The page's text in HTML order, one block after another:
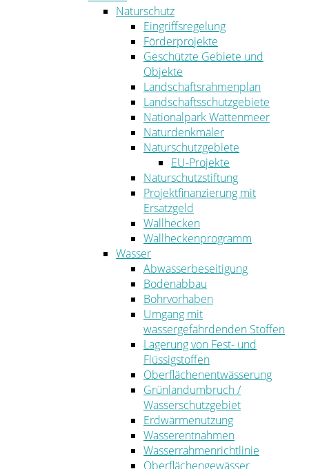
Naturschutz
Eingriffsregelung
Förderprojekte
Geschützte Gebiete und
Objekte
Landschaftsrahmenplan
Landschaftsschutzgebiete
Nationalpark Wattenmeer
Naturdenkmäler
Naturschutzgebiete
EU-Projekte
Naturschutzstiftung
Projektfinanzierung mit
Ersatzgeld
Wallhecken
Wallheckenprogramm
Wasser
Abwasserbeseitigung
Bodenabbau
Bohrvorhaben
Umgang mit
wassergefährdenden Stoffen
Lagerung von Fest- und
Flüssigstoffen
Oberflächenentwässerung
Grünlandumbruch /
Wasserschutzgebiet
Erdwärmenutzung
Wasserentnahmen
Wasserrahmenrichtlinie
Oberflächengewässer